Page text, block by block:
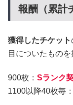
報酬（累計
獲得したチケット
目についたものを
900枚： Sランク
1100以降40枚毎